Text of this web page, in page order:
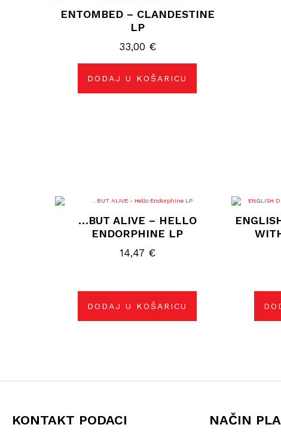
ENTOMBED – CLANDESTINE
LP
33,00 €
DODAJ U KOŠARICU
…BUT ALIVE – HELLO
ENDORPHINE LP
14,47 €
DODAJ U KOŠARICU
KONTAKT PODACI NAČIN